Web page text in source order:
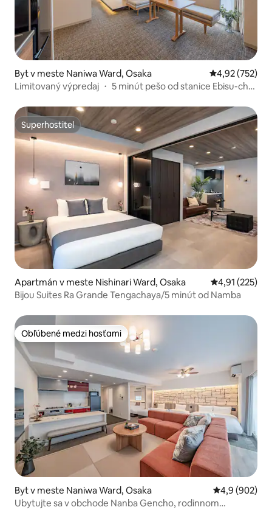
Byt v meste Naniwa Ward, Osaka Priemerné
4,92 (752)
Limitovaný výpredaj ・ 5 minút pešo od stanice Ebisu-cho
Shinsaibashi ・ Dotonbori ・ USJ ・ Letisko...
Superhostiteľ
Superhostiteľ
Apartmán v meste Nishinari Ward, Osaka Priemerné
4,91 (225)
Bijou Suites Ra Grande Tengachaya/5 minút od Namba
Obľúbené medzi hosťami
Obľúbené medzi hosťami
Byt v meste Naniwa Ward, Osaka Priemerné
4,9 (902)
Ubytujte sa v obchode Nanba Gencho, rodinnom